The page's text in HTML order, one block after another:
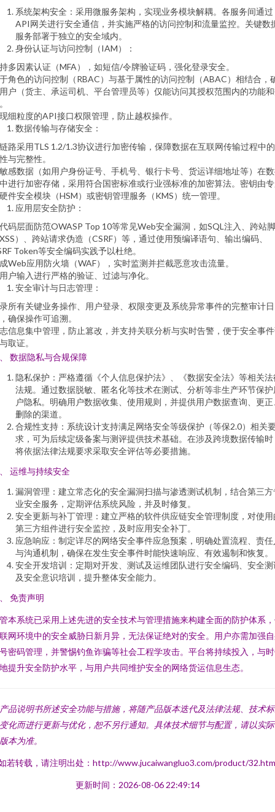
系统架构安全：采用微服务架构，实现业务模块解耦。各服务间通过
API网关进行安全通信，并实施严格的访问控制和流量监控。关键数
服务部署于独立的安全域内。
身份认证与访问控制（IAM）：
多因素认证（MFA），如短信/令牌验证码，强化登录安全。
角色的访问控制（RBAC）与基于属性的访问控制（ABAC）相结合，
户（货主、承运司机、平台管理员等）仅能访问其授权范围内的功能
细粒度的API接口权限管理，防止越权操作。
数据传输与存储安全：
路采用TLS 1.2/1.3协议进行加密传输，保障数据在互联网传输过程中
与完整性。
感数据（如用户身份证号、手机号、银行卡号、货运详细地址等）在
进行加密存储，采用符合国密标准或行业强标准的加密算法。密钥由
件安全模块（HSM）或密钥管理服务（KMS）统一管理。
应用层安全防护：
码层面防范OWASP Top 10等常见Web安全漏洞，如SQL注入、跨站
）、跨站请求伪造（CSRF）等，通过使用预编译语句、输出编码、
Token等安全编码实践予以杜绝。
Web应用防火墙（WAF），实时监测并拦截恶意攻击流量。
户输入进行严格的验证、过滤与净化。
安全审计与日志管理：
所有关键业务操作、用户登录、权限变更及系统异常事件的完整审计日
确保操作可追溯。
信息集中管理，防止篡改，并支持关联分析与实时告警，便于安全事
取证。
数据隐私与合规保障
隐私保护：严格遵循《个人信息保护法》、《数据安全法》等相关法
法规。通过数据脱敏、匿名化等技术在测试、分析等非生产环节保护
户隐私。明确用户数据收集、使用规则，并提供用户数据查询、更正
删除的渠道。
合规性支持：系统设计支持满足网络安全等级保护（等保2.0）相关
求，可为后续定级备案与测评提供技术基础。在涉及跨境数据传输时
将依据法律法规要求采取安全评估等必要措施。
运维与持续安全
漏洞管理：建立常态化的安全漏洞扫描与渗透测试机制，结合第三方
业安全服务，定期评估系统风险，并及时修复。
安全更新与补丁管理：建立严格的软件供应链安全管理制度，对使用
第三方组件进行安全监控，及时应用安全补丁。
应急响应：制定详尽的网络安全事件应急预案，明确处置流程、责任
与沟通机制，确保在发生安全事件时能快速响应、有效遏制和恢复。
安全开发培训：定期对开发、测试及运维团队进行安全编码、安全测
及安全意识培训，提升整体安全能力。
免责声明
本系统已采用上述先进的安全技术与管理措施来构建全面的防护体系
网环境中的安全威胁日新月异，无法保证绝对的安全。用户亦需加强
密码管理，并警惕钓鱼诈骗等社会工程学攻击。平台将持续投入，与
提升安全防护水平，与用户共同维护安全的网络货运信息生态。
品说明书所述安全功能与措施，将随产品版本迭代及法律法规、技术
化而进行更新与优化，恕不另行通知。具体技术细节与配置，请以实
本为准。
若转载，请注明出处：http://www.jucaiwangluo3.com/product/
更新时间：2026-08-06 22:49:14